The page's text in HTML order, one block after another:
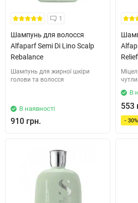
1
Шампунь для волосся
Alfaparf Semi Di Lino Scalp
Rebalance
Шампунь для жирної шкіри
голови та волосся
В наявності
910 грн.
Relief
В
553
- 30%